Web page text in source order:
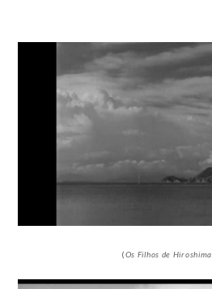
(Os Filhos de Hiroshima